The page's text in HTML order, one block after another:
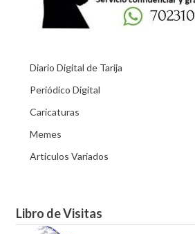
Diario Digital de Tarija
Periódico Digital
Caricaturas
Memes
Articulos Variados
Libro de Visitas